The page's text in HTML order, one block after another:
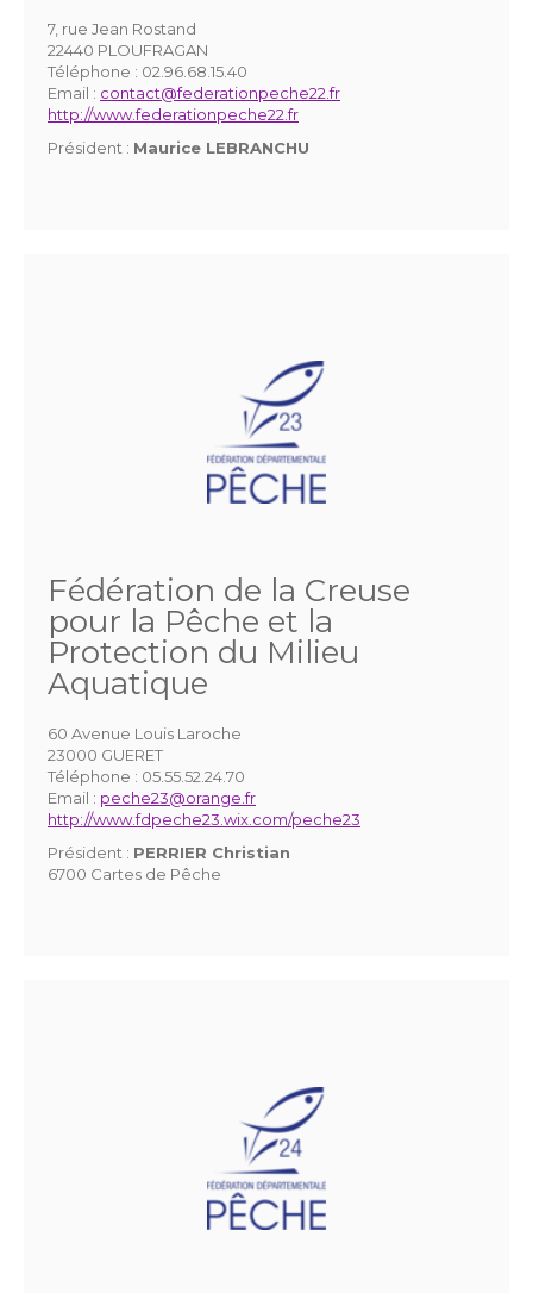
7, rue Jean Rostand
22440 PLOUFRAGAN
Téléphone : 02.96.68.15.40
Email : contact@federationpeche22.fr
http://www.federationpeche22.fr
Président : Maurice LEBRANCHU
Fédération de la Creuse
pour la Pêche et la
Protection du Milieu
Aquatique
60 Avenue Louis Laroche
23000 GUERET
Téléphone : 05.55.52.24.70
Email : peche23@orange.fr
http://www.fdpeche23.wix.com/peche23
Président : PERRIER Christian
6700 Cartes de Pêche